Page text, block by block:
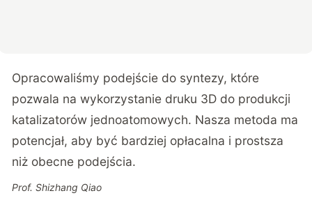
Opracowaliśmy podejście do syntezy, które
pozwala na wykorzystanie druku 3D do produkcji
katalizatorów jednoatomowych. Nasza metoda ma
potencjał, aby być bardziej opłacalna i prostsza
niż obecne podejścia.
Prof. Shizhang Qiao